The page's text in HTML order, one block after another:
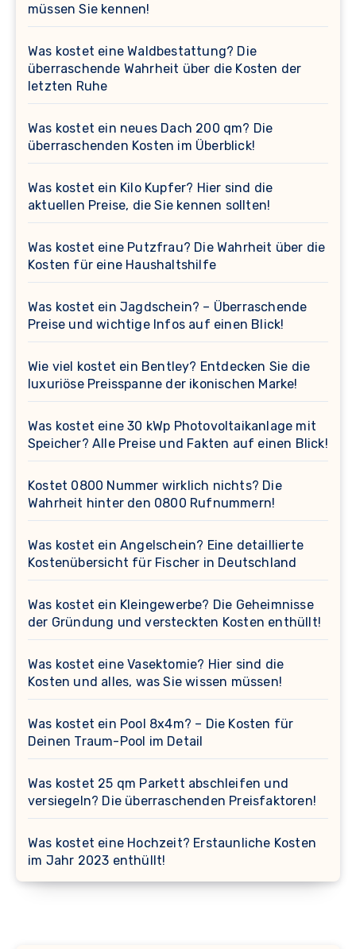
müssen Sie kennen!
Was kostet eine Waldbestattung? Die
überraschende Wahrheit über die Kosten der
letzten Ruhe
Was kostet ein neues Dach 200 qm? Die
überraschenden Kosten im Überblick!
Was kostet ein Kilo Kupfer? Hier sind die
aktuellen Preise, die Sie kennen sollten!
Was kostet eine Putzfrau? Die Wahrheit über die
Kosten für eine Haushaltshilfe
Was kostet ein Jagdschein? – Überraschende
Preise und wichtige Infos auf einen Blick!
Wie viel kostet ein Bentley? Entdecken Sie die
luxuriöse Preisspanne der ikonischen Marke!
Was kostet eine 30 kWp Photovoltaikanlage mit
Speicher? Alle Preise und Fakten auf einen Blick!
Kostet 0800 Nummer wirklich nichts? Die
Wahrheit hinter den 0800 Rufnummern!
Was kostet ein Angelschein? Eine detaillierte
Kostenübersicht für Fischer in Deutschland
Was kostet ein Kleingewerbe? Die Geheimnisse
der Gründung und versteckten Kosten enthüllt!
Was kostet eine Vasektomie? Hier sind die
Kosten und alles, was Sie wissen müssen!
Was kostet ein Pool 8x4m? – Die Kosten für
Deinen Traum-Pool im Detail
Was kostet 25 qm Parkett abschleifen und
versiegeln? Die überraschenden Preisfaktoren!
Was kostet eine Hochzeit? Erstaunliche Kosten
im Jahr 2023 enthüllt!